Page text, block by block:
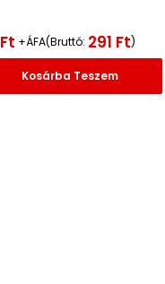
Ft +ÁFA(Bruttó: 291 Ft)
Kosárba Teszem